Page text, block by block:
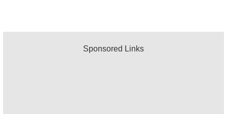
Sponsored Links